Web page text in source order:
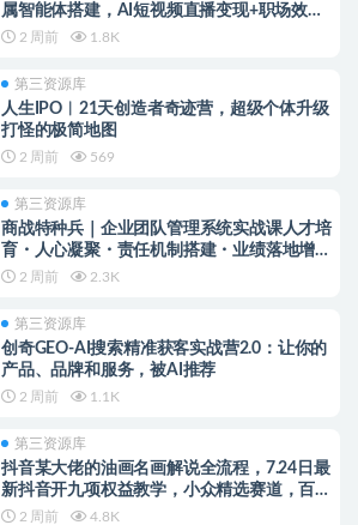
属智能体搭建，AI短视频直播变现+职场效率
升级全套教程
2 周前 1.8K
第三资源库
人生IPO︱21天创造者奇迹营，​超级个体升级
打怪的极简地图
2 周前 569
第三资源库
商战特种兵｜企业团队管理系统实战课人才培
育・人心凝聚・责任机制搭建・业绩落地增长
全套打法
2 周前 2.3K
第三资源库
创奇GEO-AI搜索精准获客实战营2.0：让你的
产品、品牌和服务，被AI推荐
2 周前 1.1K
第三资源库
抖音某大佬的油画名画解说全流程，7.24日最
新抖音开九项权益教学，小众精选赛道，百分
百精选！
2 周前 4.8K